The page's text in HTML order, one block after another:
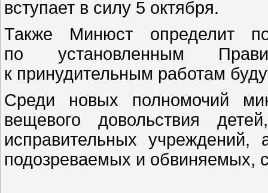
вступает в силу 5 октября.
Также Минюст определит
по установленным
к принудительным работам
Среди новых полномочий
вещевого довольствия
исправительных
подозреваемых и